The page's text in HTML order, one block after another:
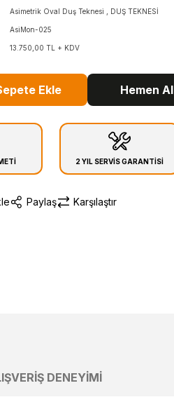
Asimetrik Oval Duş Teknesi DUŞ TEKNESİ
AsiMon-025
13.750,00 TL + KDV
Ekle Hemen Al
2 YIL SERVİS GARANTİSİ
Paylaş Karşılaştır
DENEYIMI